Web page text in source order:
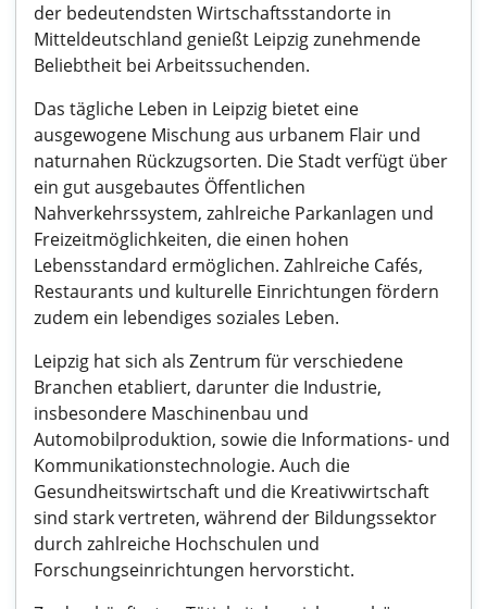
der bedeutendsten Wirtschaftsstandorte in
Mitteldeutschland genießt Leipzig zunehmende
Beliebtheit bei Arbeitssuchenden.
Das tägliche Leben in Leipzig bietet eine
ausgewogene Mischung aus urbanem Flair und
naturnahen Rückzugsorten. Die Stadt verfügt über
ein gut ausgebautes Öffentlichen
Nahverkehrssystem, zahlreiche Parkanlagen und
Freizeitmöglichkeiten, die einen hohen
Lebensstandard ermöglichen. Zahlreiche Cafés,
Restaurants und kulturelle Einrichtungen fördern
zudem ein lebendiges soziales Leben.
Leipzig hat sich als Zentrum für verschiedene
Branchen etabliert, darunter die Industrie,
insbesondere Maschinenbau und
Automobilproduktion, sowie die Informations- und
Kommunikationstechnologie. Auch die
Gesundheitswirtschaft und die Kreativwirtschaft
sind stark vertreten, während der Bildungssektor
durch zahlreiche Hochschulen und
Forschungseinrichtungen hervorsticht.